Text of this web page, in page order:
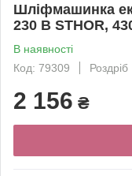
Шліфмашинка
230 В STHOR,
В наявності
Код: 79309
Роздріб
2 156 ₴